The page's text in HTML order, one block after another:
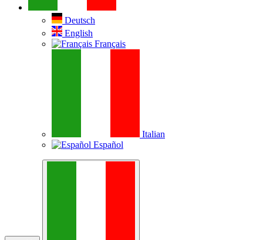
Deutsch
English
Français
Italian
Español